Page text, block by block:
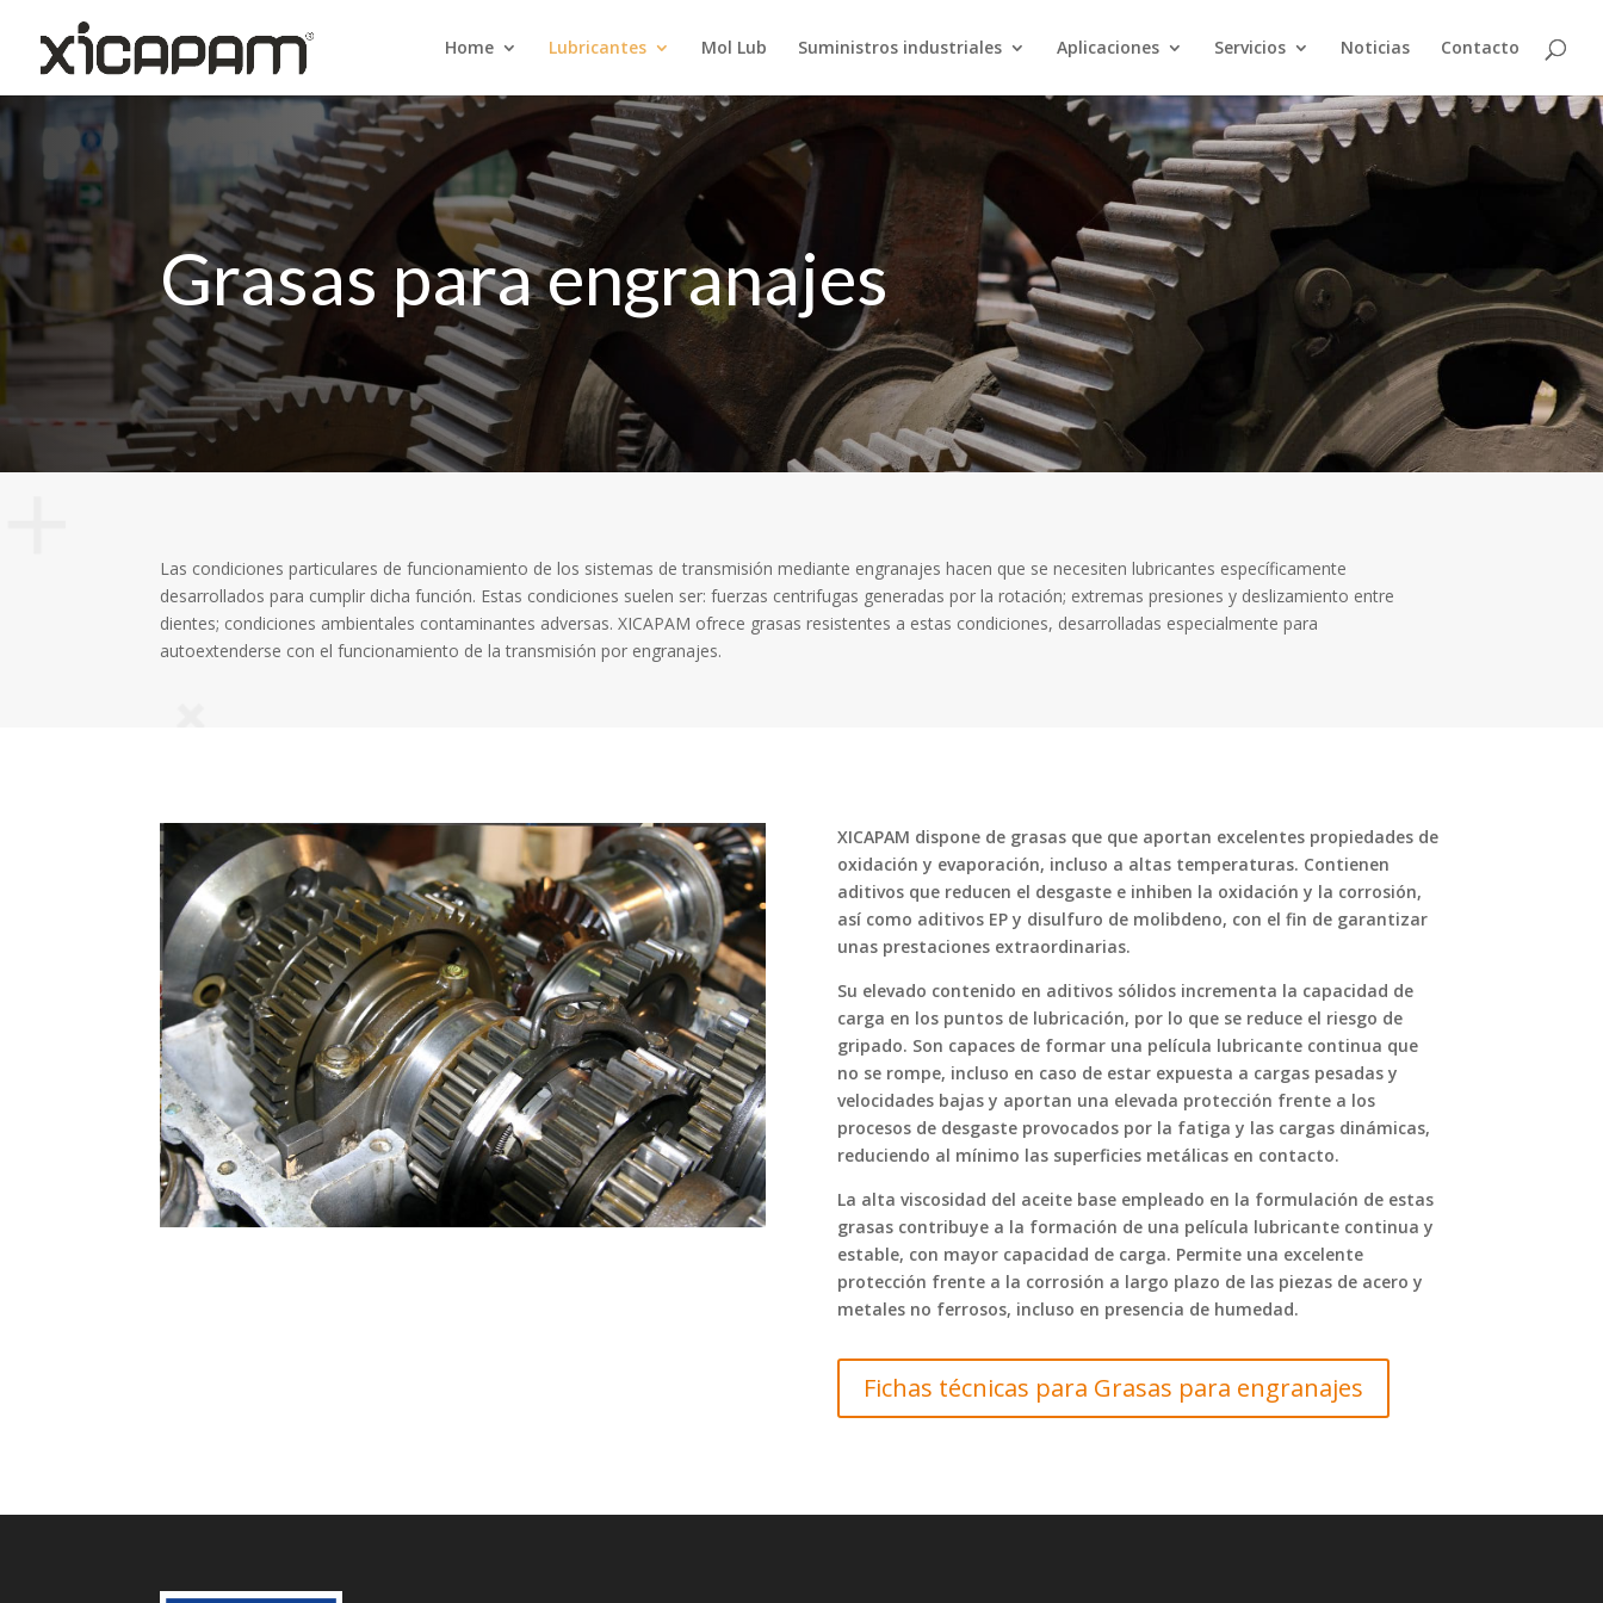
Home Lubricantes Mol Lub Suministros industriales Aplicaciones Servicios Noticias Contacto
Grasas para engranajes
Las condiciones particulares de funcionamiento de los sistemas de transmisión mediante engranajes hacen que se necesiten lubricantes específicamente
desarrollados para cumplir dicha función. Estas condiciones suelen ser: fuerzas centrifugas generadas por la rotación; extremas presiones y deslizamiento entre
dientes; condiciones ambientales contaminantes adversas. XICAPAM ofrece grasas resistentes a estas condiciones, desarrolladas especialmente para
autoextenderse con el funcionamiento de la transmisión por engranajes.
XICAPAM dispone de grasas que que aportan excelentes propiedades de
oxidación y evaporación, incluso a altas temperaturas. Contienen
aditivos que reducen el desgaste e inhiben la oxidación y la corrosión,
así como aditivos EP y disulfuro de molibdeno, con el fin de garantizar
unas prestaciones extraordinarias.
Su elevado contenido en aditivos sólidos incrementa la capacidad de
carga en los puntos de lubricación, por lo que se reduce el riesgo de
gripado. Son capaces de formar una película lubricante continua que
no se rompe, incluso en caso de estar expuesta a cargas pesadas y
velocidades bajas y aportan una elevada protección frente a los
procesos de desgaste provocados por la fatiga y las cargas dinámicas,
reduciendo al mínimo las superficies metálicas en contacto.
La alta viscosidad del aceite base empleado en la formulación de estas
grasas contribuye a la formación de una película lubricante continua y
estable, con mayor capacidad de carga. Permite una excelente
protección frente a la corrosión a largo plazo de las piezas de acero y
metales no ferrosos, incluso en presencia de humedad.
Fichas técnicas para Grasas para engranajes